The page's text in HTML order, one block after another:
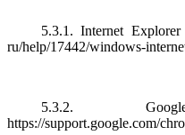
5.3.1. Internet
ru/help/17442/windows-
5.3.2.
https://support.google.com/